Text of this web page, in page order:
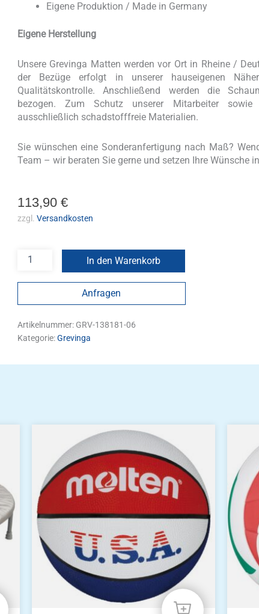
Eigene Produktion / Made in Germany
Eigene Herstellung
Unsere Grevinga Matten werden vor Ort in Rheine /
der Bezüge erfolgt in unserer hauseigenen
Qualitätskontrolle. Anschließend werden die
bezogen. Zum Schutz unserer Mitarbeiter
ausschließlich schadstofffreie Materialien.
Sie wünschen eine Sonderanfertigung nach Maß?
Team – wir beraten Sie gerne und setzen Ihre Wünsche
113,90 €
zzgl. Versandkosten
In den Warenkorb
Anfragen
Artikelnummer: GRV-138181-06
Kategorie:Grevinga